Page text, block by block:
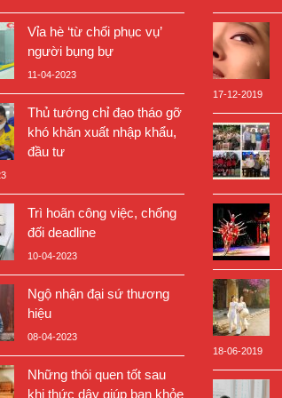
Vỉa hè ‘từ chối phục vụ’
người bụng bự
11-04-2023
Thủ tướng chỉ đạo tháo gỡ
khó khăn xuất nhập khẩu,
đầu tư
Trì hoãn công việc, chống
đối deadline
10-04-2023
Ngộ nhận đại sứ thương
hiệu
08-04-2023
Những thói quen tốt sau
khi thức dậy giúp bạn khỏe
17-12-2019
18-06-2019